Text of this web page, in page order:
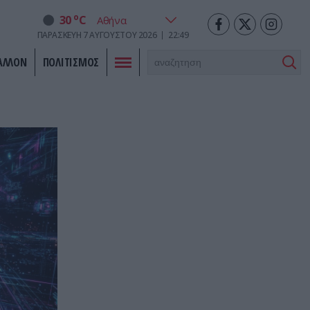
30 oC
ΠΑΡΑΣΚΕΥΉ 7ΑΥΓΟΎΣΤΟΥ 2026 22:49
ΠΟΛΙΤΙΣΜΟΣ